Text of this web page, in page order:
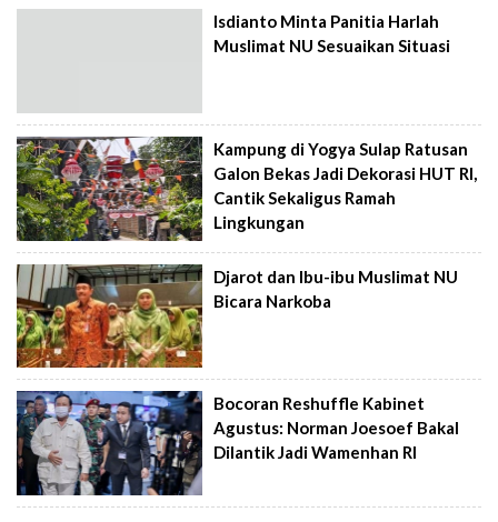
Isdianto Minta Panitia Harlah
Muslimat NU Sesuaikan Situasi
Kampung di Yogya Sulap Ratusan
Galon Bekas Jadi Dekorasi HUT RI,
Cantik Sekaligus Ramah
Lingkungan
Djarot dan Ibu-ibu Muslimat NU
Bicara Narkoba
Bocoran Reshuffle Kabinet
Agustus: Norman Joesoef Bakal
Dilantik Jadi Wamenhan RI